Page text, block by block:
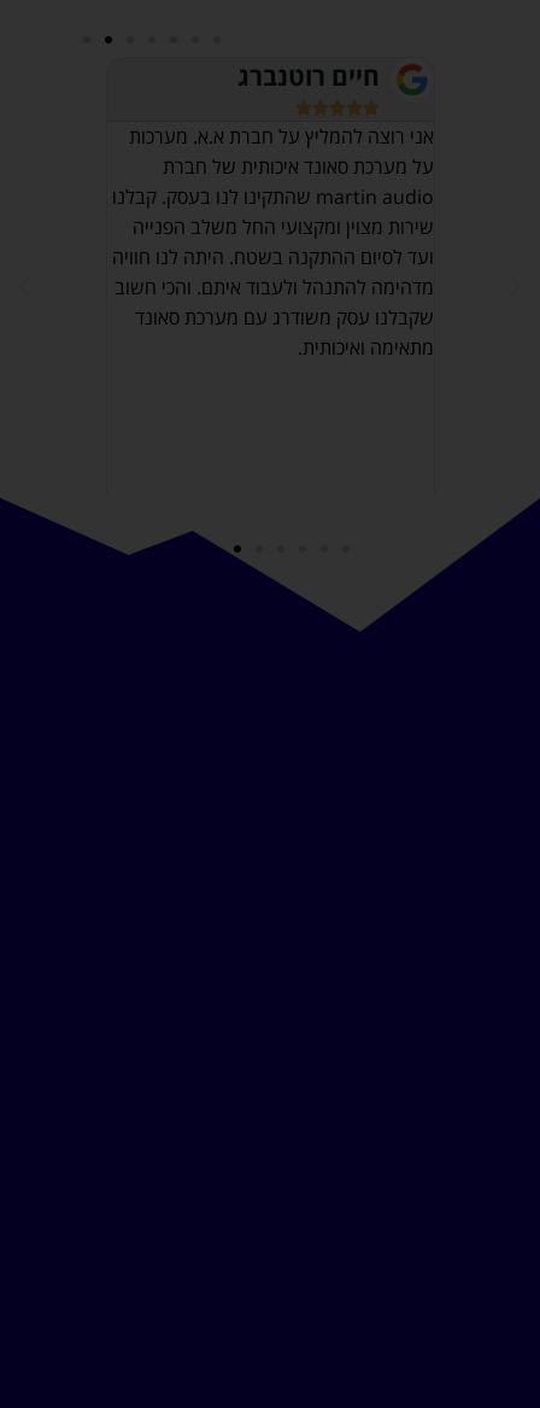
חיים רוטנברג





אני רוצה להמליץ על חברת א.א. מערכות
על מערכת סאונד איכותית של חברת
martin audio שהתקינו לנו בעסק. קבלנו
שירות מצוין ומקצועי החל משלב הפנייה
ועד לסיום ההתקנה בשטח. היתה לנו חוויה
מדהימה להתנהל ולעבוד איתם. והכי חשוב
שקבלנו עסק משודרג עם מערכת סאונד
מתאימה ואיכותית.